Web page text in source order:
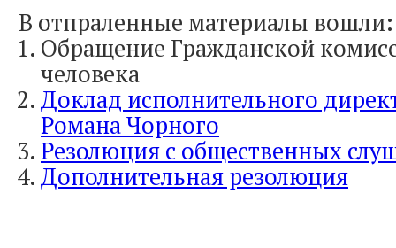
В отпраленные материалы вошли:
Обращение Гражданской
человека
Доклад исполнительного
Романа Чорного
Резолюция с общественных
Дополнительная резолюция